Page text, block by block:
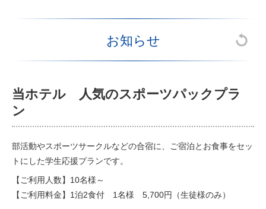
お知らせ
当ホテル 人気のスポーツパックプラ
ン
部活動やスポーツサークルなどの合宿に、ご宿泊とお食事をセッ
トにした学生応援プランです。
【ご利用人数】10名様～
【ご利用料金】1泊2食付 1名様 5,700円（生徒様のみ）